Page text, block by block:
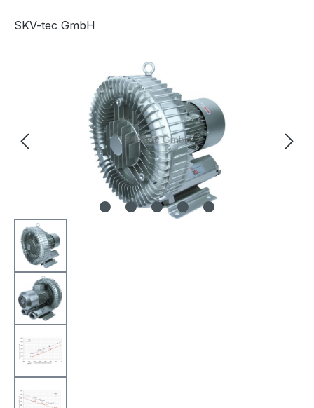
SKV-tec GmbH
Bildergalerie überspringen